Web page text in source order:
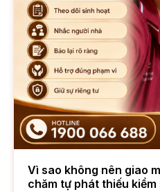
Vì sao không nên giao
chăm tự phát thiếu kiểm